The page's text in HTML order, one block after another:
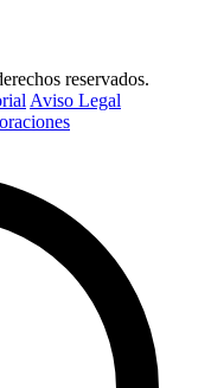
reservados.
Aviso Legal